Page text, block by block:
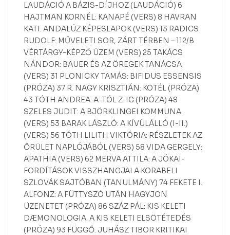
LAUDÁCIÓ A BÁZIS-DÍJHOZ (LAUDÁCIÓ) 6
HAJTMAN KORNÉL: KANAPÉ (VERS) 8 HAVRAN
KATI: ANDALÚZ KÉPESLAPOK (VERS) 13 RADICS
RUDOLF: MŰVELETI SOR, ZÁRT TÉRBEN – 112/B
VÉRTÁRGY-KÉPZŐ ÜZEM (VERS) 25 TAKÁCS
NÁNDOR: BAUER ÉS AZ ÖREGEK TANÁCSA
(VERS) 31 PLONICKY TAMÁS: BIFIDUS ESSENSIS
(PRÓZA) 37 R. NAGY KRISZTIÁN: KÖTÉL (PRÓZA)
43 TÓTH ANDREA: A-TÓL Z-IG (PRÓZA) 48
SZELES JUDIT: A BJÖRKLINGEI KOMMUNA
(VERS) 53 BARAK LÁSZLÓ: A KÍVÜLÁLLÓ (I-II.)
(VERS) 56 TÓTH LILITH VIKTÓRIA: RÉSZLETEK AZ
ŐRÜLET NAPLÓJÁBÓL (VERS) 58 VIDA GERGELY:
APATHIA (VERS) 62 MERVA ATTILA: A JÓKAI-
FORDÍTÁSOK VISSZHANGJAI A KORABELI
SZLOVÁK SAJTÓBAN (TANULMÁNY) 74 FEKETE I.
ALFONZ: A FÜTTYSZÓ UTÁN HAGYJON
ÜZENETET (PRÓZA) 86 SZÁZ PÁL: KIS KELETI
DÆMONOLOGIA. A KIS KELETI ELSÖTÉTEDÉS
(PRÓZA) 93 FÜGGŐ. JUHÁSZ TIBOR KRITIKAI